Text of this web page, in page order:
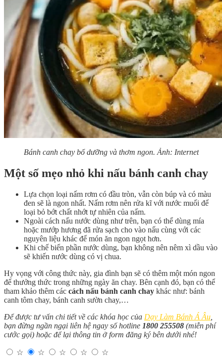
Bánh canh chay bổ dưỡng và thơm ngon. Ảnh: Internet
Một số mẹo nhỏ khi nấu bánh canh chay
Lựa chọn loại nấm rơm có đầu tròn, vẫn còn búp và có màu
đen sẽ là ngon nhất. Nấm rơm nên rửa kĩ với nước muối để
loại bỏ bớt chất nhớt tự nhiên của nấm.
Ngoài cách nấu nước dùng như trên, bạn có thể dùng mía
hoặc mướp hương đã rửa sạch cho vào nấu cùng với các
nguyên liệu khác để món ăn ngon ngọt hơn.
Khi chế biến phần nước dùng, bạn không nên nêm xì dầu vào
sẽ khiến nước dùng có vị chua.
Hy vọng với công thức này, gia đình bạn sẽ có thêm một món ngon
để thưởng thức trong những ngày ăn chay. Bên cạnh đó, bạn có thể
tham khảo thêm các cách nấu bánh canh chay khác như: bánh
canh tôm chay, bánh canh sườn chay,…
Để được tư vấn chi tiết về các khóa học của Dạy Làm Bánh Á Âu
bạn đừng ngần ngại liên hệ ngay số hotline 1800 255508 (miễn phí
cước gọi) hoặc để lại thông tin ở form đăng ký bên dưới nhé!
☆ ☆ ☆ ☆
☆